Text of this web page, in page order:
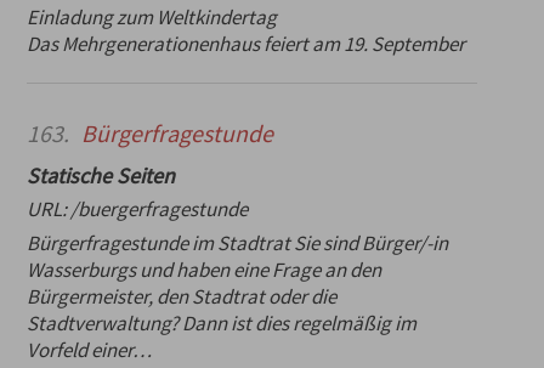
Einladung zum Weltkindertag
Das Mehrgenerationenhaus feiert am 19. September
163. Bürgerfragestunde
Statische Seiten
URL:/buergerfragestunde
Bürgerfragestunde im Stadtrat Sie sind Bürger/-in
Wasserburgs und haben eine Frage an den
Bürgermeister, den Stadtrat oder die
Stadtverwaltung? Dann ist dies regelmäßig im
Vorfeld einer…